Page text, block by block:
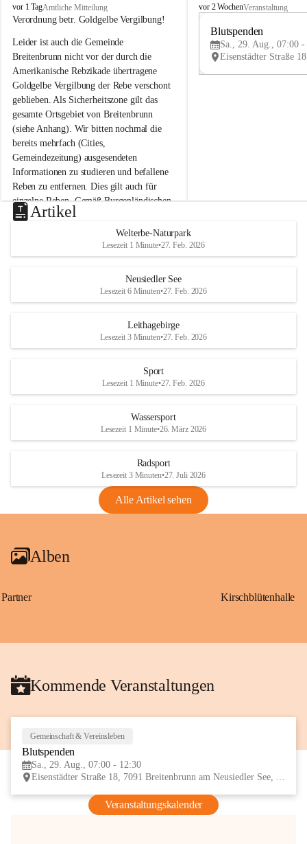
B
r
i
t
e
n
b
r
u
n
n
a
m
N
e
u
s
d
S
vor 1 TagAmtliche Mitteilung
Verordnung betr. Goldgelbe Vergilbung!
Leider ist auch die Gemeinde
Breitenbrunn nicht vor der durch die
Amerikanische Rebzikade übertragene
Goldgelbe Vergilbung der Rebe verschont
geblieben. Als Sicherheitszone gilt das
gesamte Ortsgebiet von Breitenbrunn
(siehe Anhang). Wir bitten nochmal die
bereits mehrfach (Cities,
Gemeindezeitung) ausgesendeten
Informationen zu studieren und befallene
Reben zu entfernen. Dies gilt auch für
einzelne Reben. Gemäß Burgenländischen
Weinbaugesetz sind nicht gepflegte oder
unzulässige Weingärten zu roden! Bitte
helfen wir zusammen um unsere Winzer
vor den prognostizierten Ernteausfällen
und den daraus folgenden wirtschaftlichen
Maßnahmen zur Bekämpfung
Rebe und der Amerikanischen
Anhang VBl. EU Nr. 18
1 Seite•1,4 MB
VBl. EU Nr. 18_2026
B
e
u
e
d
r
S
vor 2 WochenVeranstaltung
Blutspenden
Sa., 29. Aug., 07:00 -
Artikel
Welterbe-Naturpark
Lesezeit 1 Minute•27. Feb. 2026
Neusiedler See
Lesezeit 6 Minuten•27. Feb. 2026
Leithagebirge
Lesezeit 3 Minuten•27. Feb. 2026
Sport
Lesezeit 1 Minute•27. Feb. 2026
Wassersport
Lesezeit 1 Minute•26. März 2026
Radsport
Lesezeit 3 Minuten•27. Juli 2026
Alle Artikel sehen
Alben
Partner Kirschblütenhalle
Kommende Veranstaltungen
Gemeinschaft & Vereinsleben
Blutspenden
Sa., 29. Aug., 07:00 - 12:30
Eisenstädter Straße 18, 7091 Breitenbrunn am Neusiedler See, AUT
Veranstaltungskalender